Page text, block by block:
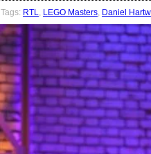
Tags: RTL, LEGO Masters, Daniel